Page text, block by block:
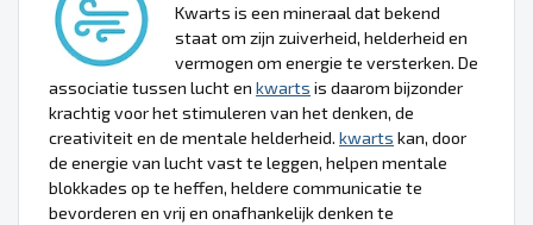
Kwarts is een mineraal dat bekend
staat om zijn zuiverheid, helderheid en
vermogen om energie te versterken. De
associatie tussen lucht en kwarts is daarom bijzonder
krachtig voor het stimuleren van het denken, de
creativiteit en de mentale helderheid. kwarts kan, door
de energie van lucht vast te leggen, helpen mentale
blokkades op te heffen, heldere communicatie te
bevorderen en vrij en onafhankelijk denken te